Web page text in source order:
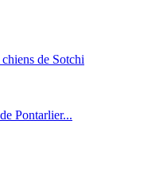
de Sotchi
Pontarlier...